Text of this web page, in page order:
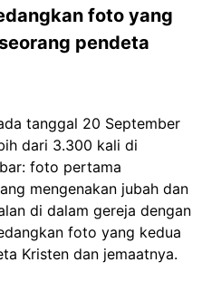
foto yang
pendeta
tanggal 20 September
dari 3.300 kali di
foto pertama
mengenakan jubah dan
di dalam gereja dengan
foto yang kedua
Kristen dan jemaatnya.